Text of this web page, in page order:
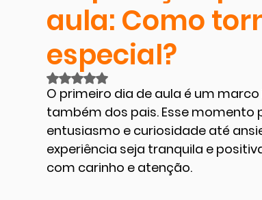
aula: Como
especial?
Avaliado com NaN de 5 estrelas.
O primeiro dia de aula é um
também dos pais. Esse momento
entusiasmo e curiosidade até
experiência seja tranquila e
com carinho e atenção.